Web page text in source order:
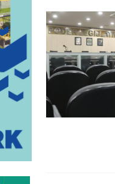
em Blumenau
GERAL
Tisch chega à Oktoberfest
abre espaço para a
e João Rodrigues devem